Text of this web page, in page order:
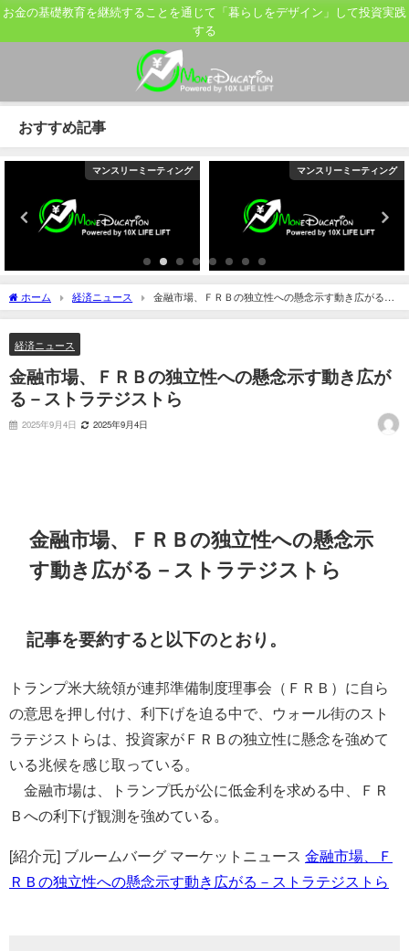
お金の基礎教育を継続することを通じて「暮らしをデザイン」して投資実践
する
おすすめ記事
マンスリーミーティング マンスリーミーティング
ホーム 経済ニュース
金融市場、ＦＲＢの独立性への懸念示す動き広がる－
ストラテジストら
経済ニュース
金融市場、ＦＲＢの独立性への懸念示す動き広が
る－ストラテジストら
2025年9月4日 2025年9月4日
金融市場、ＦＲＢの独立性への懸念示
す動き広がる－ストラテジストら
記事を要約すると以下のとおり。
トランプ米大統領が連邦準備制度理事会（ＦＲＢ）に自ら
の意思を押し付け、利下げを迫る中で、ウォール街のスト
ラテジストらは、投資家がＦＲＢの独立性に懸念を強めて
いる兆候を感じ取っている。
金融市場は、トランプ氏が公に低金利を求める中、ＦＲ
Ｂへの利下げ観測を強めている。
[紹介元] ブルームバーグ マーケットニュース 金融市場、Ｆ
ＲＢの独立性への懸念示す動き広がる－ストラテジストら